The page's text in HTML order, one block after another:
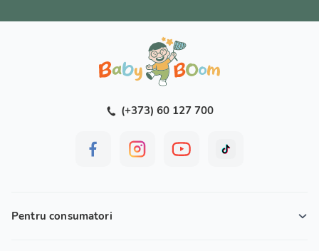
(+373) 60 127 700
Pentru consumatori